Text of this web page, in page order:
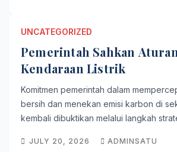
UNCATEGORIZED
Pemerintah Sahkan
Kendaraan Listrik
Komitmen pemerintah dalam
bersih dan menekan emisi karbon di
kembali dibuktikan melalui langkah
JULY 20, 2026 ADMINSATU